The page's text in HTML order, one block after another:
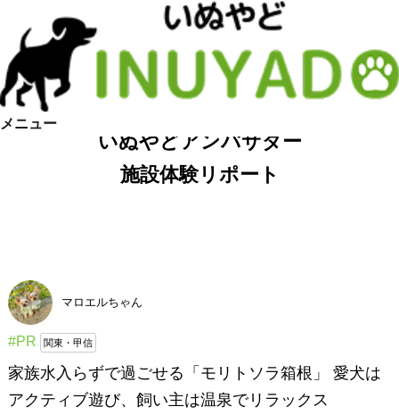
メニュー
いぬやどアンバサダー
施設体験リポート
マロエルちゃん
#PR 関東・甲信
家族水入らずで過ごせる「モリトソラ箱根」 愛犬は
アクティブ遊び、飼い主は温泉でリラックス